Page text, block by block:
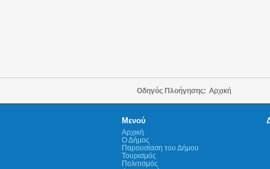
Οδηγός Πλοήγησης: Αρχική
Μενού
Αρχική
Ο Δήμος
Παρουσίαση του Δήμου
Τουρισμός
Πολιτισμός